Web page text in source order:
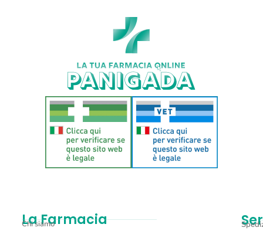
€7,90€6,95
Aggiungi al carrello
La Farmacia
Chi siamo